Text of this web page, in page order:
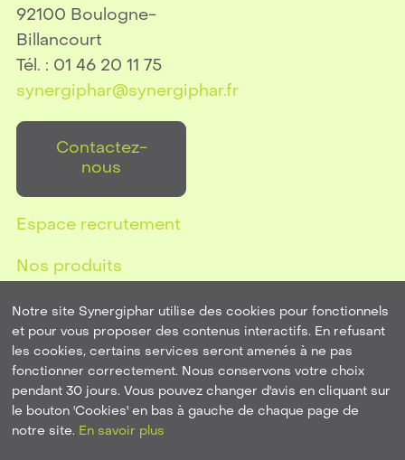
92100 Boulogne-
Billancourt
Tél. : 01 46 20 11 75
synergiphar@synergiphar.fr
Contactez-
nous
Espace recrutement
Nos produits
Mentions Légales-Plan de site-Politique de
confidentialité
Unecréation de site internet par l'agence de
communication HOB France Service
Notre site Synergiphar utilise des cookies pour fonctionnels
et pour vous proposer des contenus interactifs. En refusant
les cookies, certains services seront amenés à ne pas
fonctionner correctement. Nous conservons votre choix
pendant 30 jours. Vous pouvez changer d'avis en cliquant sur
le bouton 'Cookies' en bas à gauche de chaque page de
notre site. En savoir plus